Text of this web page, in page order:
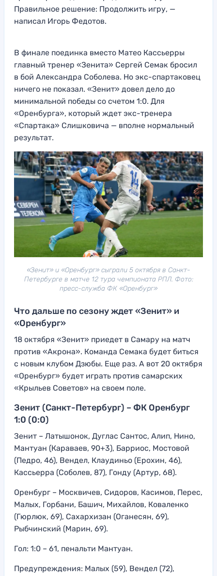
Правильное решение: Продолжить игру, —
написал Игорь Федотов.
В финале поединка вместо Матео Кассьерры
главный тренер «Зенита» Сергей Семак бросил
в бой Александра Соболева. Но экс-спартаковец
ничего не показал. «Зенит» довел дело до
минимальной победы со счетом 1:0. Для
«Оренбурга», который ждет экс-тренера
«Спартака» Слишковича — вполне нормальный
результат.
«Зенит» и «Оренбург» сыграли 5 октября в Санкт-
Петербурге в матче 12 тура чемпионата РПЛ. Фото:
пресс-служба ФК «Оренбург»
Что дальше по сезону ждет «Зенит» и
«Оренбург»
18 октября «Зенит» приедет в Самару на матч
против «Акрона». Команда Семака будет биться
с новым клубом Дзюбы. Еще раз. А вот 20 октября
«Оренбург» будет играть против самарских
«Крыльев Советов» на своем поле.
Зенит (Санкт-Петербург) – ФК Оренбург
1:0 (0:0)
Зенит – Латышонок, Дуглас Сантос, Алип, Нино,
Мантуан (Караваев, 90+3), Барриос, Мостовой
(Педро, 46), Вендел, Клаудиньо (Ерохин, 46),
Кассьерра (Соболев, 87), Гонду (Артур, 68).
Оренбург – Москвичев, Сидоров, Касимов, Перес,
Малых, Горбани, Башич, Михайлов, Коваленко
(Гюрлюк, 69), Сахархизан (Оганесян, 69),
Рыбчинский (Марин, 69).
Гол: 1:0 – 61, пенальти Мантуан.
Предупреждения: Малых (59), Вендел (72),